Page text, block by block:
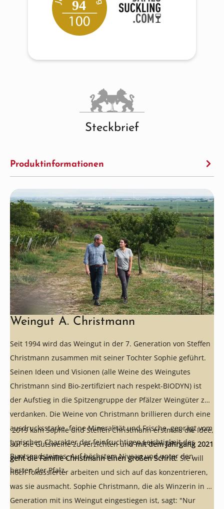
94
Steckbrief
Produktinformationen
Weingut A. Christmann
Seit 1994 wird das Weingut in der 7. Generation von Steffen
Christmann zusammen mit seiner Tochter Sophie geführt.
Seinen Ideen und Visionen (alle Weine des Weingutes
Christmann sind Bio-zertifiziert nach respekt-BIODYN) ist
der Aufstieg in die Spitzengruppe der Pfälzer Weingüter zu
verdanken. Die Weine von Christmann brillieren durch eine
ausdrucksstarke, feine Mineralität und Frische, geprägt vom
typischen Charakter der feinfruchtigen Leichtigkeit des
Buntsandsteines. Auf höchstem Niveau und unter den
besten der Pfalz.
2019 kam Sophie und Steffen Christmann erstmals die Idee,
auf die Gutsweine zu verzichten undmit dem Jahrgang 2021
geht die Familie Christmann einen großen Schritt: Sie will
noch fokussierter arbeiten und sich auf das konzentrieren,
was sie ausmacht. Sophie Christmann, die als Winzerin in 8.
Generation mit ins Weingut eingestiegen ist, sagt: "Nur